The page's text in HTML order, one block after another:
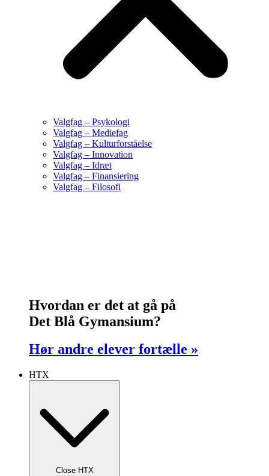
Valgfag – Psykologi
Valgfag – Mediefag
Valgfag – Kulturforståelse
Valgfag – Innovation
Valgfag – Idræt
Valgfag – Finansiering
Valgfag – Filosofi
Hvordan er det at gå på
Det Blå Gymansium?
Hør andre elever fortælle »
HTX
Close HTX